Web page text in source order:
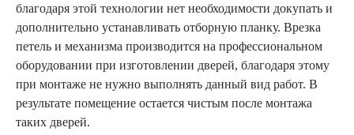
благодаря этой технологии нет необходимости докупать и
дополнительно устанавливать отборную планку. Врезка
петель и механизма производится на профессиональном
оборудовании при изготовлении дверей, благодаря этому
при монтаже не нужно выполнять данный вид работ. В
результате помещение остается чистым после монтажа
таких дверей.